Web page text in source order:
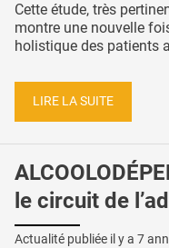
Cette étude, très
montre une nouvelle
holistique des patients
LIRE LA SUITE
le circuit de
Actualité publiée il y a 7